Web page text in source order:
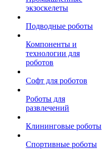
экзоскелеты
Подводные роботы
Компоненты и
технологии для
роботов
Софт для роботов
Роботы для
развлечений
Клининговые роботы
Спортивные роботы